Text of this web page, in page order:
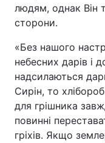
Тема оформлення
людям, однак Він
сторони.
«Без нашого
небесних дарів і
надсилаються
Сирін, то
для грішника
повинні
гріхів. Якщо